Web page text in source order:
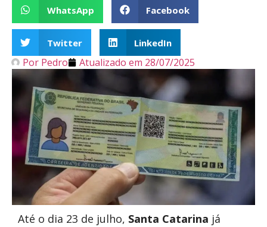
WhatsApp Facebook
Twitter LinkedIn
Por Pedro Atualizado em 28/07/2025
Até o dia 23 de julho, Santa Catarina já